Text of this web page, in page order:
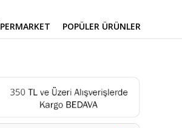
POPÜLER ÜRÜNLER